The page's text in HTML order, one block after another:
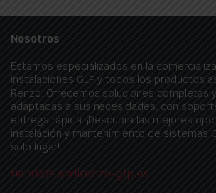
Nosotros
Estamos especializados en la
instalaciones GLP y todos los productos
Renzo. Ofrecemos soluciones completas
adaptadas a sus necesidades, con
entrega rápida. ¡Descubra las mejores
instalación y mantenimiento de sistemas
solo lugar!
tienda@landirenzo-glp.es